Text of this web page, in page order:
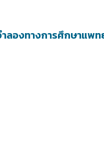
ลองทางการศึกษาแพ